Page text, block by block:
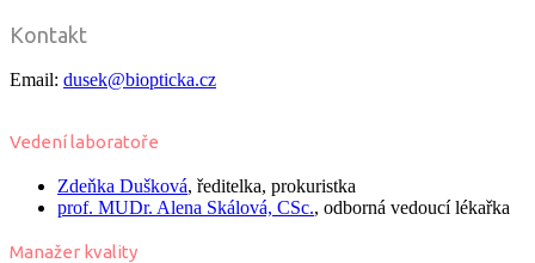
Kontakt
Email: dusek@biopticka.cz
Vedení laboratoře
Zdeňka Dušková, ředitelka, prokuristka
prof. MUDr. Alena Skálová, CSc., odborná vedoucí lékařka
Manažer kvality